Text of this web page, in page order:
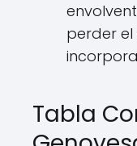
perder
Tabla